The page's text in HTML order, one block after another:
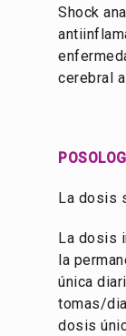
Shock
cerebral
La dosis
La dosis
la
única
tomas/
dosis